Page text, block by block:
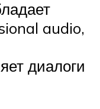
audio,
диалоги